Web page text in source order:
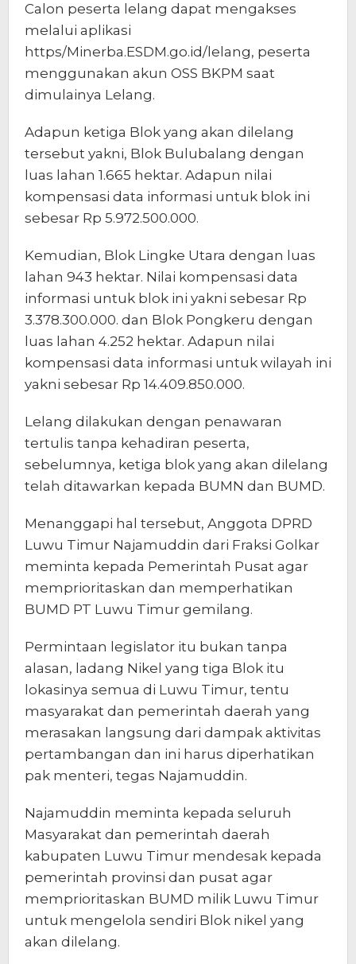
Calon peserta lelang dapat mengakses
melalui aplikasi
https/Minerba.ESDM.go.id/lelang, peserta
menggunakan akun OSS BKPM saat
dimulainya Lelang.
Adapun ketiga Blok yang akan dilelang
tersebut yakni, Blok Bulubalang dengan
luas lahan 1.665 hektar. Adapun nilai
kompensasi data informasi untuk blok ini
sebesar Rp 5.972.500.000.
Kemudian, Blok Lingke Utara dengan luas
lahan 943 hektar. Nilai kompensasi data
informasi untuk blok ini yakni sebesar Rp
3.378.300.000. dan Blok Pongkeru dengan
luas lahan 4.252 hektar. Adapun nilai
kompensasi data informasi untuk wilayah ini
yakni sebesar Rp 14.409.850.000.
Lelang dilakukan dengan penawaran
tertulis tanpa kehadiran peserta,
sebelumnya, ketiga blok yang akan dilelang
telah ditawarkan kepada BUMN dan BUMD.
Menanggapi hal tersebut, Anggota DPRD
Luwu Timur Najamuddin dari Fraksi Golkar
meminta kepada Pemerintah Pusat agar
memprioritaskan dan memperhatikan
BUMD PT Luwu Timur gemilang.
Permintaan legislator itu bukan tanpa
alasan, ladang Nikel yang tiga Blok itu
lokasinya semua di Luwu Timur, tentu
masyarakat dan pemerintah daerah yang
merasakan langsung dari dampak aktivitas
pertambangan dan ini harus diperhatikan
pak menteri, tegas Najamuddin.
Najamuddin meminta kepada seluruh
Masyarakat dan pemerintah daerah
kabupaten Luwu Timur mendesak kepada
pemerintah provinsi dan pusat agar
memprioritaskan BUMD milik Luwu Timur
untuk mengelola sendiri Blok nikel yang
akan dilelang.